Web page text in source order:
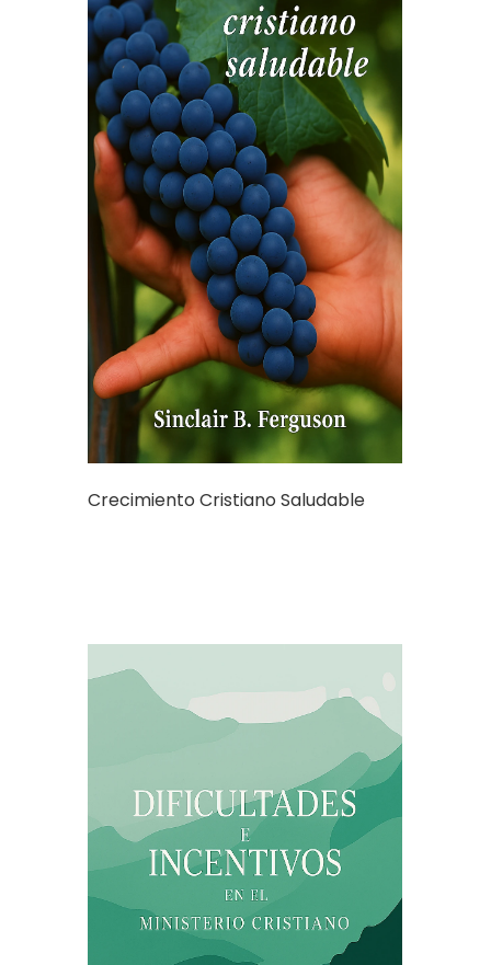
Crecimiento Cristiano Saludable